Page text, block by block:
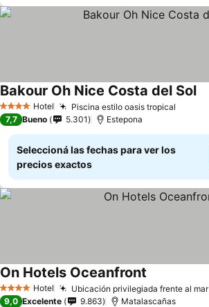
4 EstrellasHotel Piscina estilo oasis tropical
Bakour Oh Nice Costa del Sol
7,7 Bueno 5.301 Estepona
Seleccioná las fechas para ver los
precios exactos
4 EstrellasHotel Ubicación privilegiada frente al mar
On Hotels Oceanfront
9,0 Excelente 9.863 Matalascañas